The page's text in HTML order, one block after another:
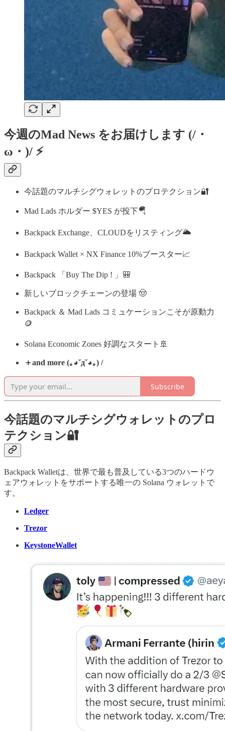
今週のMad News をお届けします (/・
ω・)/ ⚡
今話題のマルチシグウォレットのプロテクション🔐
Mad Lads ホルダー $YES が投下🪂
Backpack Exchange、CLOUDをリスティング🌥
Backpack Wallet × NX Finance 10%ブースター📈
Backpack 「Buy The Dip ! 」🎒
新しいブロックチェーンの登場 🤠
Backpack ＆ Mad Lads コミュケーションこそが原動力
🪙
Solana Economic Zones 好調なスタート🚢
＋and more (｡◕ˇдˇ​◕｡) /
Subscribe
今話題のマルチシグウォレットのプロ
テクション🔐
Backpack Walletは、世界で最も普及している3つのハードウ
ェアウォレットをサポートする唯一の Solana ウォレットで
す。
Ledger
Trezor
KeystoneWallet